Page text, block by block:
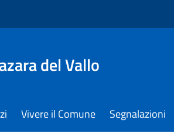
del Vallo
Vivere il Comune Segnalazioni